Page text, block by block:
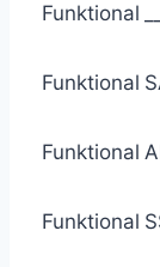
Funktional
Funktional
Funktional
Funktional